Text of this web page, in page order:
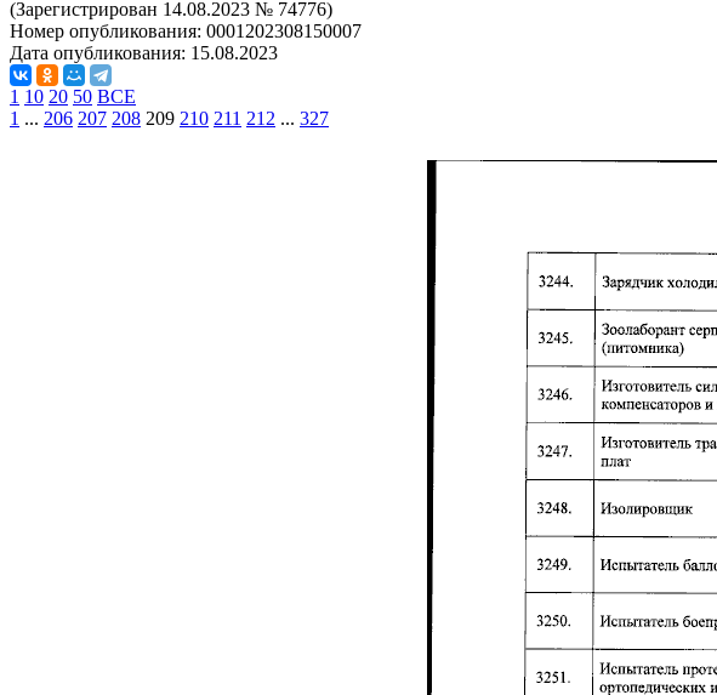
(Зарегистрирован 14.08.2023 № 74776)
Номер опубликования: 0001202308150007
Дата опубликования: 15.08.2023
1 10 20 50 ВСЕ
1 ... 206 207 208 209 210 211 212 ... 327